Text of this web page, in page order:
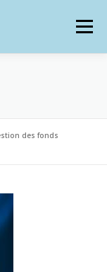
Menu
EUROPE
des fonds